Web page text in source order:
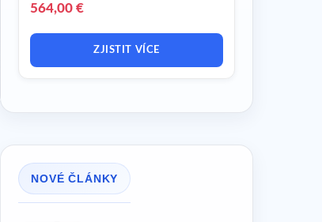
564,00 €
ZJISTIT VÍCE
NOVÉ ČLÁNKY